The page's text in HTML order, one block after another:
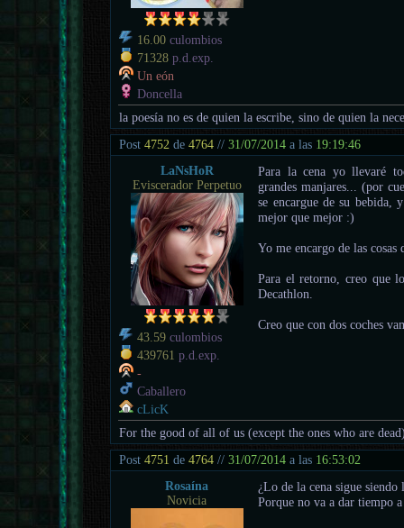
16.00 culombios
71328 p.d.exp.
Un eón
Doncella
la poesía no es de quien la escribe, sino de quien la
Post4752 de4764 //31/07/2014 a las 19:19:46
LaNsHoR
Eviscerador Perpetuo
43.59 culombios
439761 p.d.exp.
-
Caballero
cLicK
Para la cena yo llevaré
grandes manjares... (por
se encargue de su bebida,
mejor que mejor :)
Yo me encargo de las cosas
Para el retorno, creo que
Decathlon.
Creo que con dos coches
For the good of all of us (except the ones who are
Post4751 de4764 //31/07/2014 a las 16:53:02
Rosaína
Novicia
¿Lo de la cena sigue siendo
Porque no va a dar tiempo